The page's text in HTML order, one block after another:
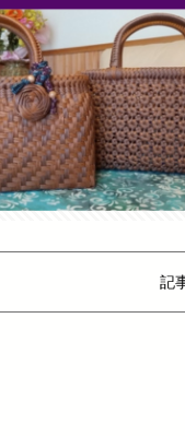
記